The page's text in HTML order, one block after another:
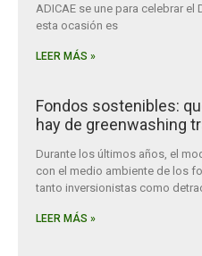
ADICAE se une para celebrar
esta ocasión es
LEER MÁS »
Fondos sostenibles:
hay de greenwashing
Durante los últimos años, el
con el medio ambiente de los
tanto inversionistas como
LEER MÁS »